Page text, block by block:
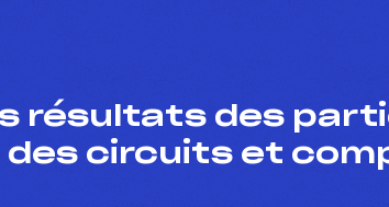
résultats des
des circuits et